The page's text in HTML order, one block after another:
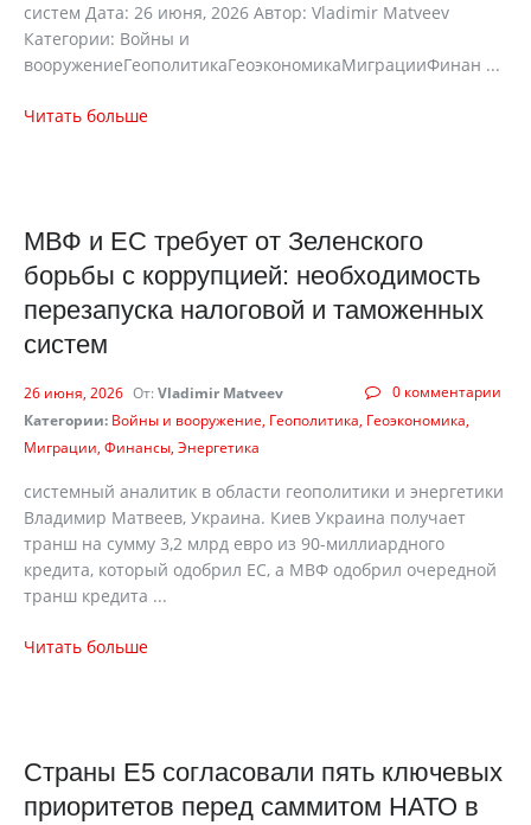
систем Дата: 26 июня, 2026 Автор: Vladimir Matveev
Категории: Войны и
вооружениеГеополитикаГеоэкономикаМиграцииФинан ...
Читать больше
МВФ и ЕС требует от Зеленского
борьбы с коррупцией: необходимость
перезапуска налоговой и таможенных
систем
0 комментарии
26 июня, 2026 От: Vladimir Matveev
Категории: Войны и вооружение Геополитика Геоэкономика
Миграции Финансы Энергетика
cистемный аналитик в области геополитики и энергетики
Владимир Матвеев, Украина. Киев Украина получает
транш на сумму 3,2 млрд евро из 90-миллиардного
кредита, который одобрил ЕС, а МВФ одобрил очередной
транш кредита ...
Читать больше
Страны Е5 согласовали пять ключевых
приоритетов перед саммитом НАТО в